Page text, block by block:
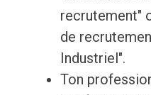
recrutement"
de
Industriel".
Ton